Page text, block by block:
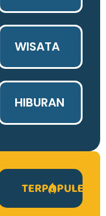
WISATA
HIBURAN
TERPOPULER